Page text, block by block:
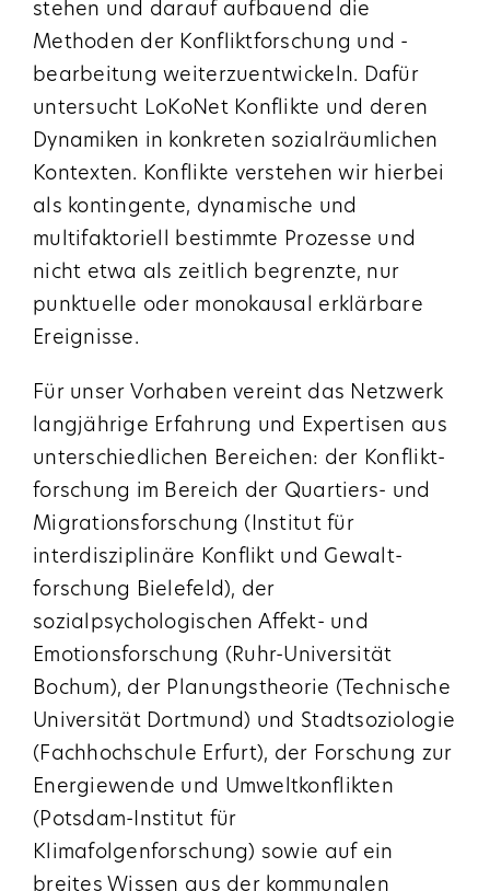
stehen und darauf aufbauend die
Methoden der Konflikt­forschung und -
bearbeitung weiterzuentwickeln. Dafür
untersucht LoKoNet Konflikte und deren
Dynamiken in konkreten sozialräumlichen
Kontexten. Konflikte verstehen wir hierbei
als kontingente, dynamische und
multifaktoriell bestimmte Prozesse und
nicht etwa als zeitlich begrenzte, nur
punktuelle oder monokausal erklärbare
Ereignisse.
Für unser Vorhaben vereint das Netzwerk
langjährige Erfahrung und Expertisen aus
unterschiedlichen Bereichen: der Konflikt­
forschung im Bereich der Quartiers- und
Migrations­forschung (Institut für
interdisziplinäre Konflikt und Gewalt­
forschung Bielefeld), der
sozialpsychologischen Affekt- und
Emotions­forschung (Ruhr-Universität
Bochum), der Planungs­theorie (Technische
Universität Dortmund) und Stadtsoziologie
(Fachhochschule Erfurt), der Forschung zur
Energiewende und Umweltkonflikten
(Potsdam-Institut für
Klimafolgenforschung) sowie auf ein
breites Wissen aus der kommunalen